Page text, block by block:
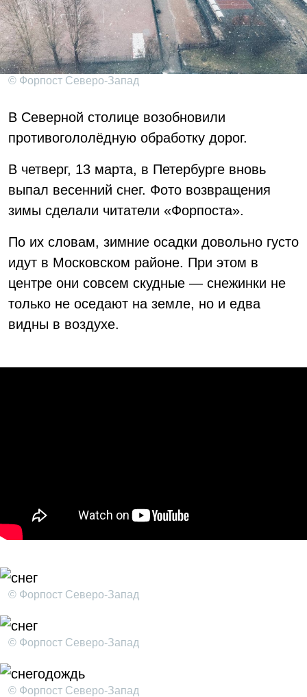
© Форпост Северо-Запад
В Северной столице возобновили
противогололёдную обработку дорог.
В четверг, 13 марта, в Петербурге вновь
выпал весенний снег. Фото возвращения
зимы сделали читатели «Форпоста».
По их словам, зимние осадки довольно густо
идут в Московском районе. При этом в
центре они совсем скудные — снежинки не
только не оседают на земле, но и едва
видны в воздухе.
© Форпост Северо-Запад
© Форпост Северо-Запад
© Форпост Северо-Запад